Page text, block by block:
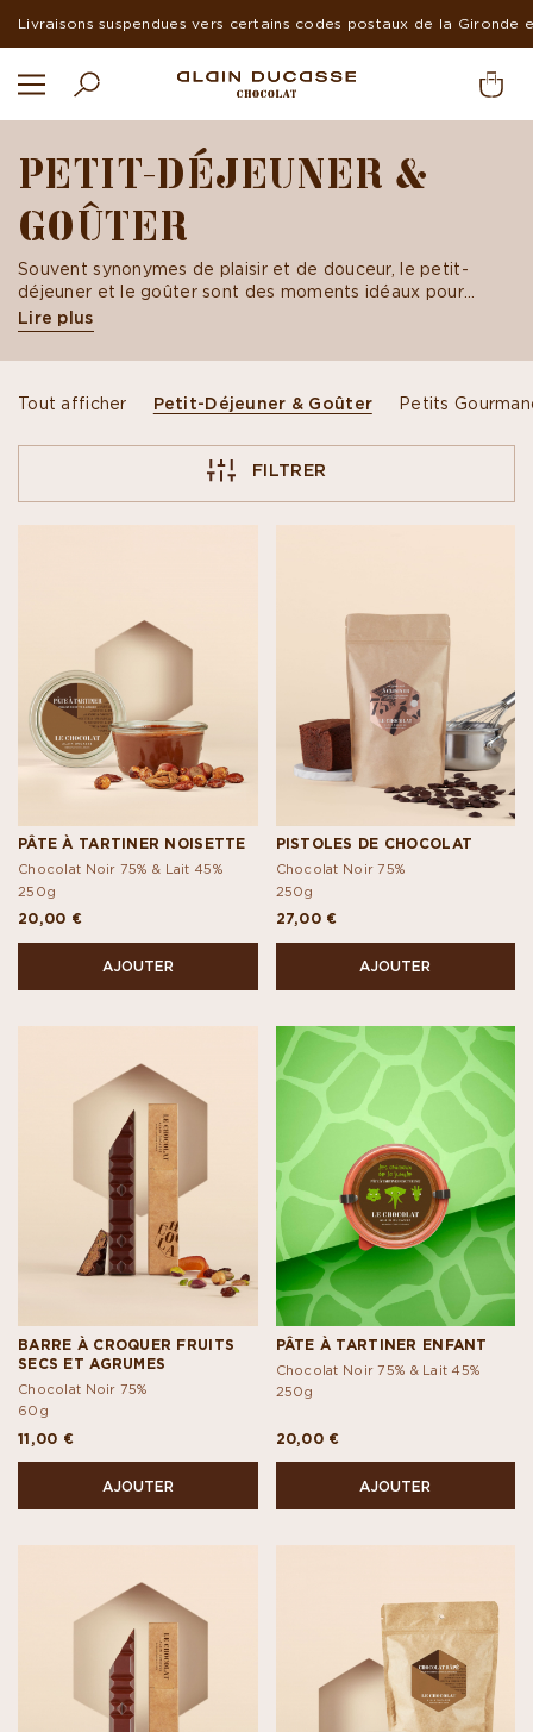
Livraisons suspendues vers certains codes postaux de la Gironde
PETIT-DÉJEUNER &
GOÛTER
Souvent synonymes de plaisir et de douceur, le petit-
déjeuner et le goûter sont des moments idéaux pour
déguster du bon chocolat. La gourmandise du chocolat est
souvent liée à des souvenirs d’enfance, dans lesquels
chacun replonge avec délice.
Lire plus
Tout afficher Petit-Déjeuner & Goûter Petits
FILTRER
PÂTE À TARTINER NOISETTE
Chocolat Noir 75% & Lait 45%
250g
20,00 €
AJOUTER
PISTOLES DE CHOCOLAT
Chocolat Noir 75%
250g
27,00 €
AJOUTER
BARRE À CROQUER FRUITS
SECS ET AGRUMES
Chocolat Noir 75%
60g
11,00 €
AJOUTER
PÂTE À TARTINER ENFANT
Chocolat Noir 75% & Lait 45%
250g
20,00 €
AJOUTER